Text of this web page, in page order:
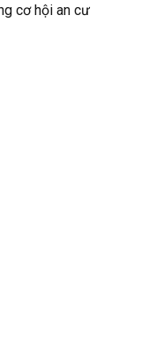
cơ hội an cư